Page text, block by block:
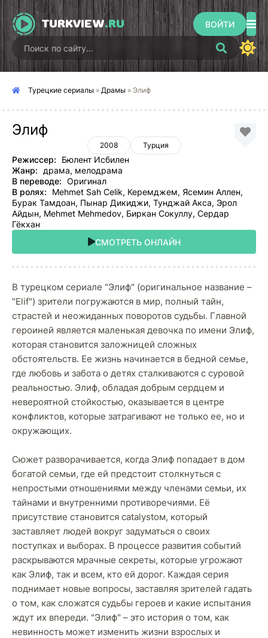
TURKVIEW.RU ВОЙТИ
Турецкие сериалы » Драмы » Элиф
Элиф
2008 Турция
Режиссер:
Бюлент Исбилен
Жанр:
драма, мелодрама
В переводе: Оригинал
В ролях:
Mehmet Sah Celik, Керемджем, Ясемин Аллен,
Бурак Тамдоан, Пынар Дикиджи, Тунджай Акса, Эрол
Айдын, Mehmet Mehmedov, Биркан Сокуллу, Сердар
Гёкхан
СМОТРЕТЬ ОНЛАЙН
В турецком сериале "Элиф" (оригинальное название –
"Elif") зрители погружаются в мир, полный тайн,
страстей и неожиданных поворотов судьбы. Главной
героиней является маленькая девочка по имени Элиф,
которая становится заложницей сложных
обстоятельств. Ее жизнь начинается в бедной семье,
где любовь и забота о детях сталкиваются с суровой
реальностью. Элиф, обладая добрым сердцем и
невероятной стойкостью, оказывается в центре
конфликтов, которые затрагивают не только ее, но и
окружающих.
Сюжет разворачивается, когда Элиф попадает в дом
богатой семьи, где ей предстоит столкнуться с
непростыми отношениями между членами семьи, их
тайнами и внутренними противоречиями. Её
присутствие становится catalystом, который
заставляет людей вокруг задуматься о своих
поступках и выборах. В процессе развития событий
раскрываются мрачные секреты, которые угрожают
как Элиф, так и всем, кто ей дорог. Каждая серия
поднимает новые вопросы, заставляя зрителей гадать
о том, как сложатся судьбы героев и какие испытания
ждут их впереди. "Элиф" – это история о том, как
невинность может изменить жизни взрослых и